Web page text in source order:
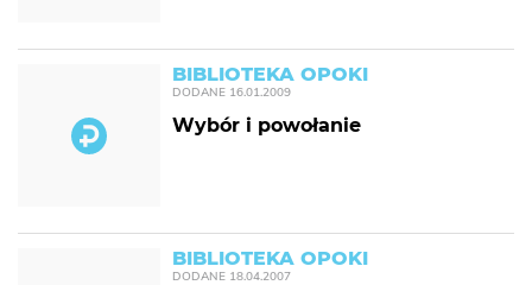
BIBLIOTEKA OPOKI
DODANE 16.01.2009
Wybór i powołanie
BIBLIOTEKA OPOKI
DODANE 18.04.2007